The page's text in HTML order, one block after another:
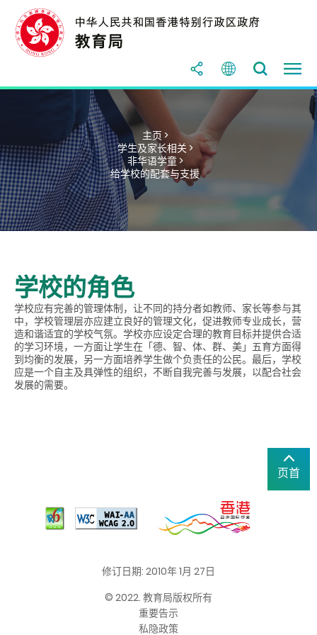
主页 >
学生及家长相关 >
非华语学童 >
给学校的配套与支援
学校的角色
学校应有完善的管理体制，让不同的持分者如教师、家长等参与其
中，学校管理层亦应建立良好的管理文化，促进教师专业成长，营
造和谐适宜的学校气氛。学校亦应设定合理的教育目标并提供合适
的学习环境，一方面让学生在「德、智、体、群、美」五育方面得
到均衡的发展，另一方面培养学生做个负责任的公民。最后，学校
应是一个自主及具弹性的组织，不断自我完善与发展，以配合社会
发展的需要。
页首
修订日期: 2010年 1月 27日
© 2022. 教育局版权所有
重要告示
私隐政策